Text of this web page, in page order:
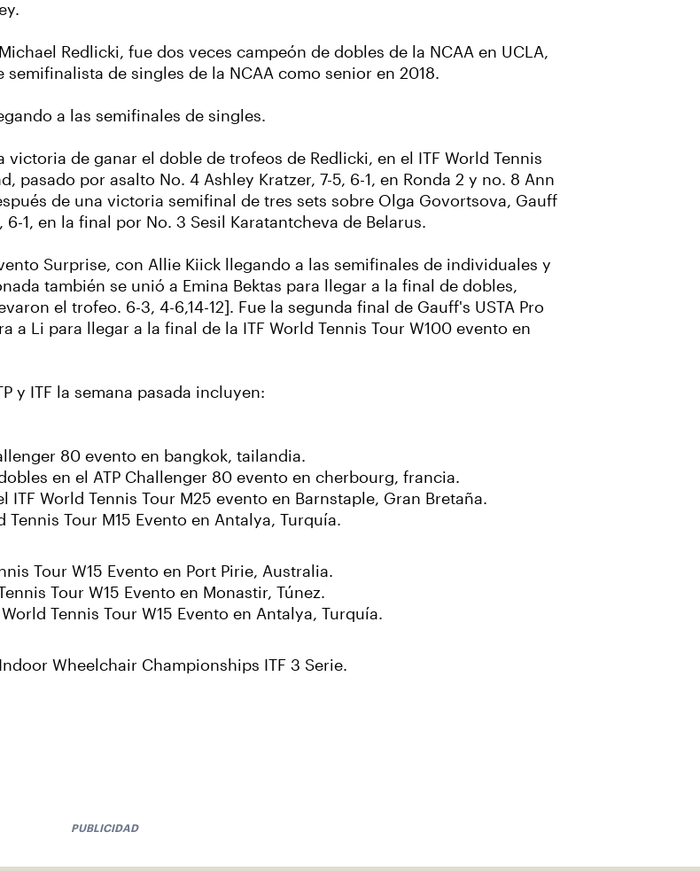
Redlicki, fue dos veces campeón de dobles de la NCAA en UCLA,
de singles de la NCAA como senior en 2018.
a las semifinales de singles.
de ganar el doble de trofeos de Redlicki, en el ITF World Tennis
pasado por asalto No. 4 Ashley Kratzer, 7-5, 6-1, en Ronda 2 y no. 8 Ann
de una victoria semifinal de tres sets sobre Olga Govortsova, Gauff
1, en la final por No. 3 Sesil Karatantcheva de Belarus.
Surprise, con Allie Kiick llegando a las semifinales de individuales y
también se unió a Emina Bektas para llegar a la final de dobles,
el trofeo. 6-3, 4-6,14-12]. Fue la segunda final de Gauff's USTA Pro
Li para llegar a la final de la ITF World Tennis Tour W100 evento en
y ITF la semana pasada incluyen:
80 evento en bangkok, tailandia.
en el ATP Challenger 80 evento en cherbourg, francia.
World Tennis Tour M25 evento en Barnstaple, Gran Bretaña.
Tour M15 Evento en Antalya, Turquía.
Tour W15 Evento en Port Pirie, Australia.
Tour W15 Evento en Monastir, Túnez.
Tennis Tour W15 Evento en Antalya, Turquía.
Wheelchair Championships ITF 3 Serie.
PUBLICIDAD